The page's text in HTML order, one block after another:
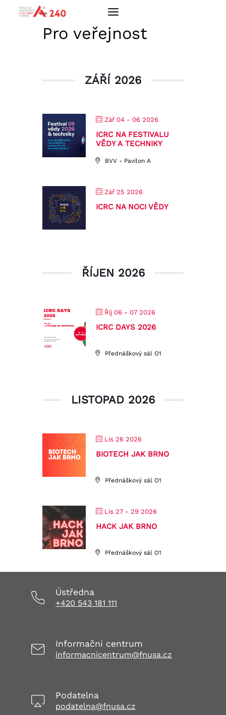
Přeskočit
Pro veřejnost
ZÁŘÍ 2026
Zář 04 - 06 2026
ICRC NA FESTIVALU
VĚDY A TECHNIKY
BVV - Pavilon A
Zář 25 2026
ICRC NA NOCI VĚDY
ŘÍJEN 2026
Říj 06 - 07 2026
ICRC DAYS 2026
Přednáškový sál O1
LISTOPAD 2026
Lis 26 2026
BIOTECH JAK BRNO
Přednáškový sál O1
Lis 27 - 29 2026
HACK JAK BRNO
Přednáškový sál O1
Ústředna
+420 543 181 111
Informační centrum
informacnicentrum@fnusa.cz
Podatelna
podatelna@fnusa.cz